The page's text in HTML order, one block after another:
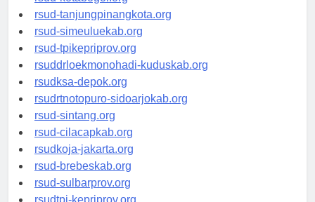
rsud-kotabogor.org
rsud-tanjungpinangkota.org
rsud-simeuluekab.org
rsud-tpikepriprov.org
rsuddrloekmonohadi-kuduskab.org
rsudksa-depok.org
rsudrtnotopuro-sidoarjokab.org
rsud-sintang.org
rsud-cilacapkab.org
rsudkoja-jakarta.org
rsud-brebeskab.org
rsud-sulbarprov.org